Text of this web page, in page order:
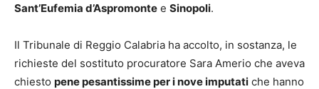
Sant’Eufemia d’Aspromonte e Sinopoli.
Il Tribunale di Reggio Calabria ha accolto, in sostanza, le
richieste del sostituto procuratore Sara Amerio che aveva
chiesto pene pesantissime per i nove imputati che hanno